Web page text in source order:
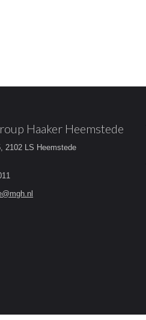
Haaker Heemstede
2102 LS Heemstede